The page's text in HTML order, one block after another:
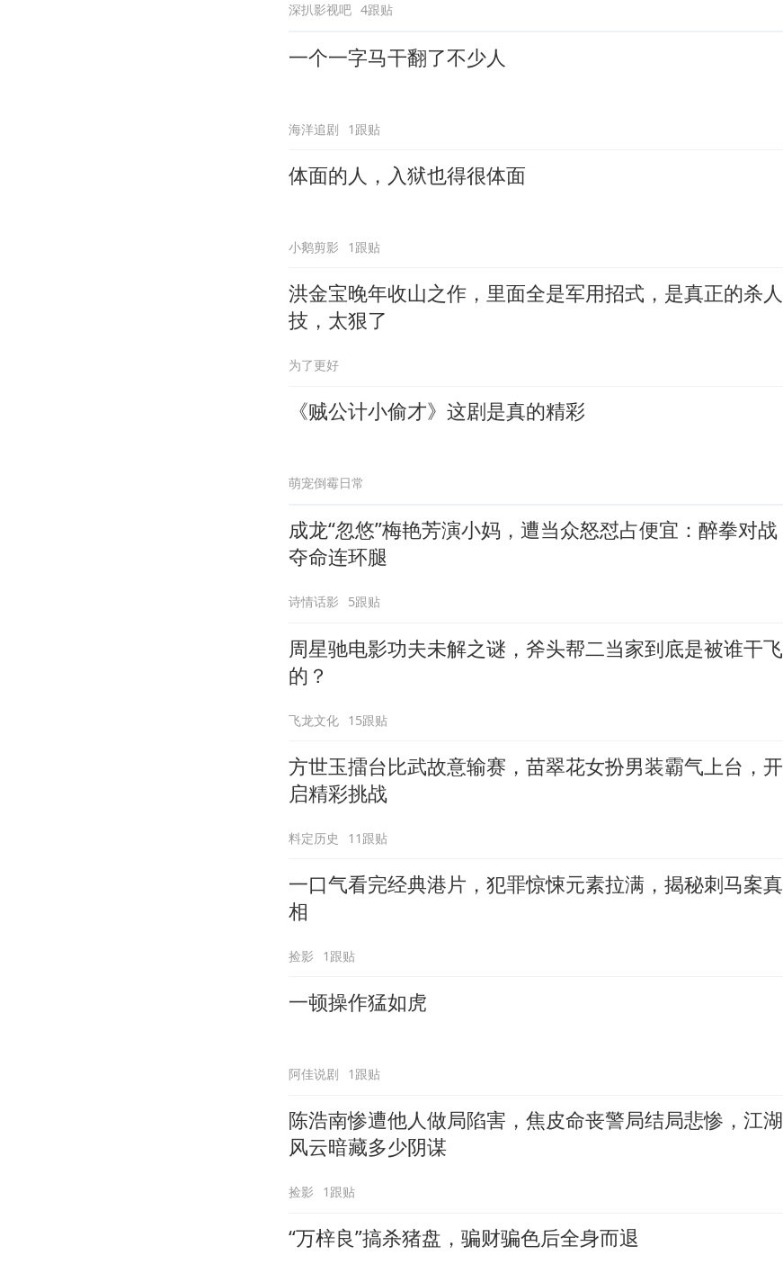
深扒影视吧 4跟贴
一个一字马干翻了不少人
海洋追剧 1跟贴
体面的人，入狱也得很体面
小鹅剪影 1跟贴
洪金宝晚年收山之作，里面全是军用招式，是真正的杀人
技，太狠了
为了更好
《贼公计小偷才》这剧是真的精彩
萌宠倒霉日常
成龙“忽悠”梅艳芳演小妈，遭当众怒怼占便宜：醉拳对战
夺命连环腿
诗情话影 5跟贴
周星驰电影功夫未解之谜，斧头帮二当家到底是被谁干飞
的？
飞龙文化 15跟贴
方世玉擂台比武故意输赛，苗翠花女扮男装霸气上台，开
启精彩挑战
料定历史 11跟贴
一口气看完经典港片，犯罪惊悚元素拉满，揭秘刺马案真
相
捡影 1跟贴
一顿操作猛如虎
阿佳说剧 1跟贴
陈浩南惨遭他人做局陷害，焦皮命丧警局结局悲惨，江湖
风云暗藏多少阴谋
捡影 1跟贴
“万梓良”搞杀猪盘，骗财骗色后全身而退